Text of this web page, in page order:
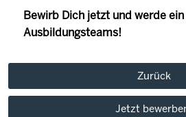
Bewirb Dich jetzt und werde ein
Ausbildungsteams!
Zurück
Jetzt